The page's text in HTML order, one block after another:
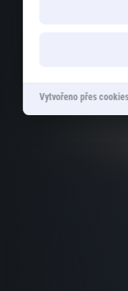
Vytvořeno přes